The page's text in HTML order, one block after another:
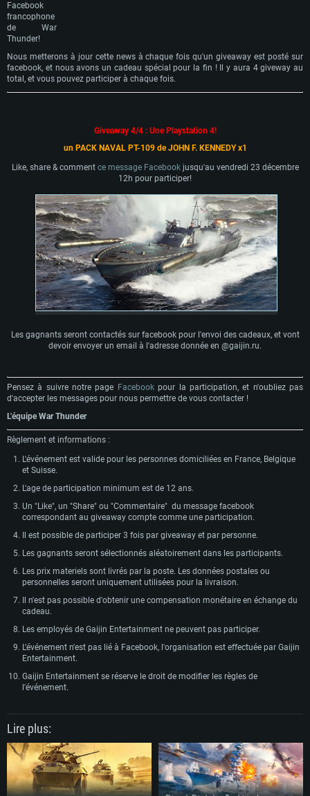
Facebook
francophone
de War
Thunder!
Nous metterons à jour cette news à chaque fois qu'un giveaway est posté sur
facebook, et nous avons un cadeau spécial pour la fin ! Il y aura 4 giveway au
total, et vous pouvez participer à chaque fois.
Giveaway 4/4 : Une Playstation 4!
un PACK NAVAL PT-109 de JOHN F. KENNEDY x1
Like, share & comment ce message Facebookjusqu'au vendredi 23 décembre
12h pour participer!
Les gagnants seront contactés sur facebook pour l'envoi des cadeaux, et vont
devoir envoyer un email à l'adresse donnée en @gaijin.ru.
Pensez à suivre notre page Facebookpour la participation, et n'oubliez pas
d'accepter les messages pour nous permettre de vous contacter !
L'équipe War Thunder
Règlement et informations :
L'événement est valide pour les personnes domiciliées en France, Belgique
et Suisse.
L'age de participation minimum est de 12 ans.
Un "Like", un "Share" ou "Commentaire" du message facebook
correspondant au giveaway compte comme une participation.
Il est possible de participer 3 fois par giveaway et par personne.
Les gagnants seront sélectionnés aléatoirement dans les participants.
Les prix materiels sont livrés par la poste. Les données postales ou
personnelles seront uniquement utilisées pour la livraison.
Il n'est pas possible d'obtenir une compensation monétaire en échange du
cadeau.
Les employés de Gaijin Entertainment ne peuvent pas participer.
L’événement n'est pas lié à Facebook, l'organisation est effectuée par Gaijin
Entertainment.
Gaijin Entertainment se réserve le droit de modifier les règles de
l'événement.
Lire plus: